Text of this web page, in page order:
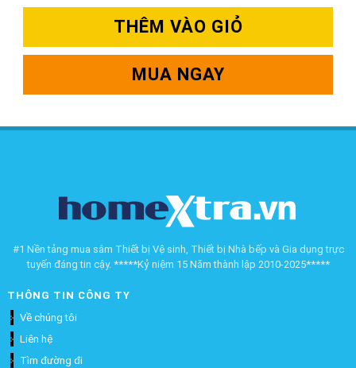
THÊM VÀO GIỎ
MUA NGAY
#1 Nền tảng mua sắm Thiết bị Vệ sinh, Thiết bị Nhà bếp và Gia dụng trực
tuyến đáng tin cậy. *****Kỷ niệm 15 Năm thành lập 2010-2025*****
THÔNG TIN CÔNG TY
Về chúng tôi
Liên hệ
Tìm đường đi